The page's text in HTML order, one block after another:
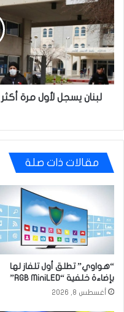
لأول
مرة
أكثر
من
3
الأف
اصابة
جديدة
مقالات ذات صلة
“هواوي” تطلق أول تلفاز لها
بإضاءة خلفية “RGB MiniLED”
أغسطس 8, 2026